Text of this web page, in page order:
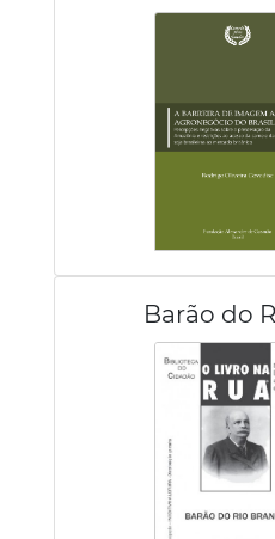
Barão do